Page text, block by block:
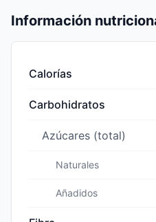
Información
Calorías
Carbohidratos
Azúcares (total)
Naturales
Añadidos